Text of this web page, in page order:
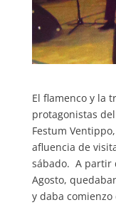
El flamenco y la
protagonistas
Festum
afluencia de
sábado. A partir
Agosto,
y daba